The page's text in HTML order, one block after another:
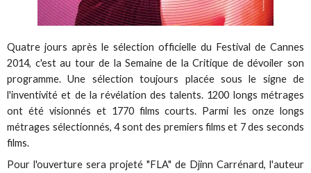
Quatre jours après le sélection officielle du Festival de Cannes
2014, c'est au tour de la Semaine de la Critique de dévoiler son
programme. Une sélection toujours placée sous le signe de
l'inventivité et de la révélation des talents. 1200 longs métrages
ont été visionnés et 1770 films courts. Parmi les onze longs
métrages sélectionnés, 4 sont des premiers films et 7 des seconds
films.
Pour l'ouverture sera projeté "FLA" de Djinn Carrénard, l'auteur